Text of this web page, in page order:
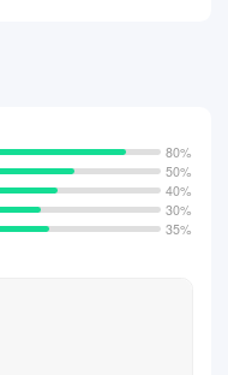
80%
50%
40%
30%
35%